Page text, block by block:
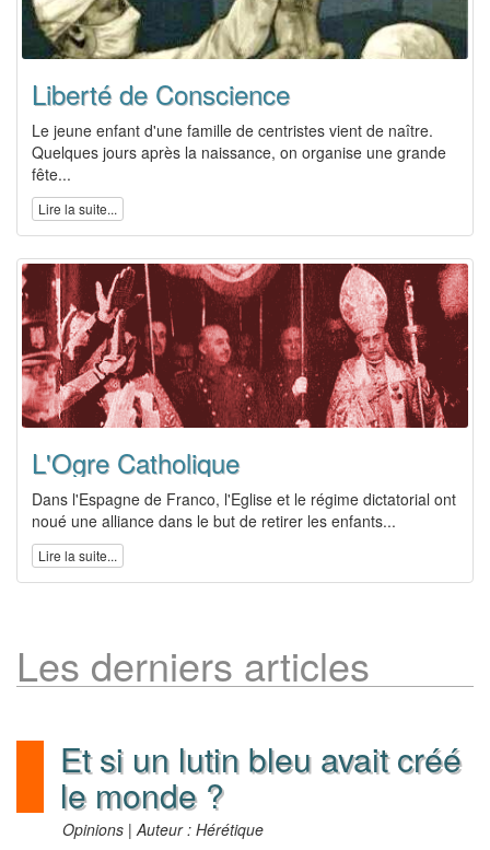
Liberté de Conscience
Le jeune enfant d'une famille de centristes vient de naître.
Quelques jours après la naissance, on organise une grande
fête...
Lire la suite...
L'Ogre Catholique
Dans l'Espagne de Franco, l'Eglise et le régime dictatorial ont
noué une alliance dans le but de retirer les enfants...
Lire la suite...
Les derniers articles
Et si un lutin bleu avait créé
le monde ?
Opinions | Auteur : Hérétique